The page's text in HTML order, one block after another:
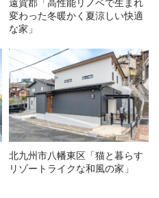
変わった冬暖かく夏涼しい快適
な家」
北九州市八幡東区「猫と暮らす
リゾートライクな和風の家」